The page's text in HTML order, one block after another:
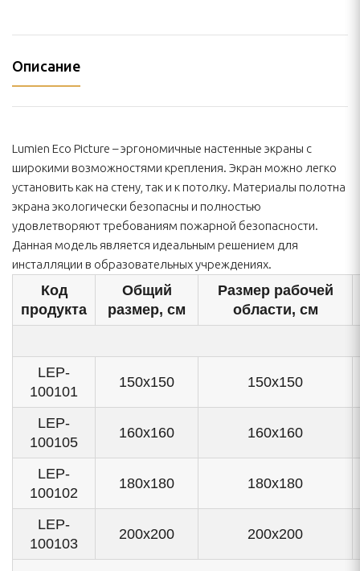
Описание
Lumien Eco Picture – эргономичные настенные экраны с
широкими возможностями крепления. Экран можно легко
установить как на стену, так и к потолку. Материалы полотна
экрана экологически безопасны и полностью
удовлетворяют требованиям пожарной безопасности.
Данная модель является идеальным решением для
инсталляции в образовательных учреждениях.
Код
продукта
Общий
размер, см
Размер рабочей
области, см
LEP-
100101
150х150 150х150
LEP-
100105
160x160 160x160
LEP-
100102
180х180 180х180
LEP-
100103
200х200 200х200